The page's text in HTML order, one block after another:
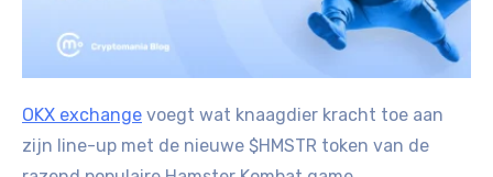
OKX exchange voegt wat knaagdier kracht toe aan
zijn line-up met de nieuwe $HMSTR token van de